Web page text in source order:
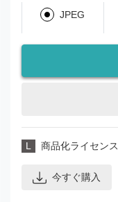
JPEG
L 商品化ライセンス
今すぐ購入